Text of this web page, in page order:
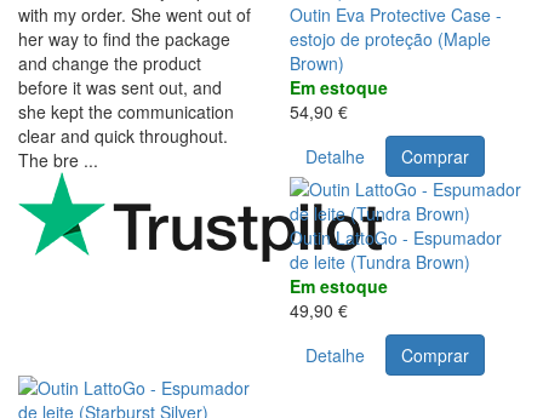
with my order. She went out of
her way to find the package
and change the product
before it was sent out, and
she kept the communication
clear and quick throughout.
The bre ...
Outin Eva Protective Case -
estojo de proteção (Maple
Brown)
Em estoque
54,90 €
Detalhe
Comprar
Outin LattoGo - Espumador
de leite (Tundra Brown)
Em estoque
49,90 €
Detalhe
Comprar